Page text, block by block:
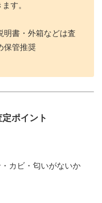
す。
明書・外箱などは査
保管推奨
ポイント
カビ・匂いがないか